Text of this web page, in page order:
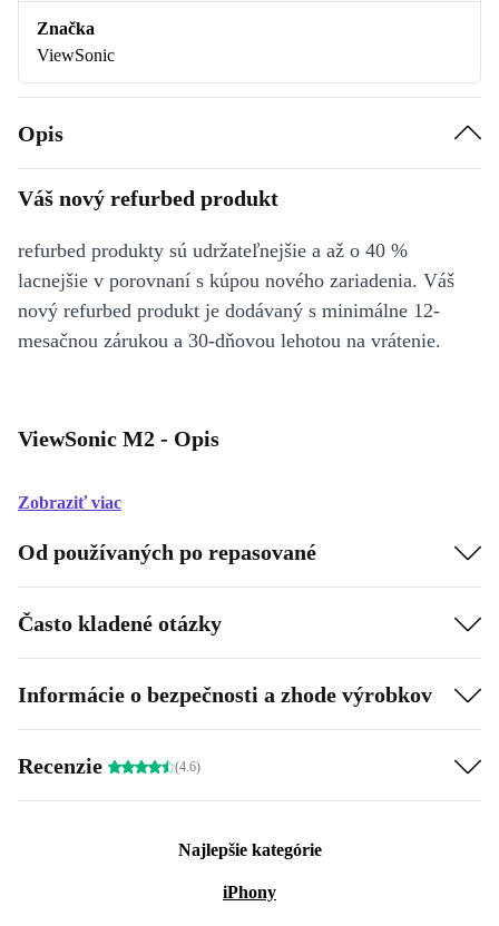
Značka
ViewSonic
Opis
Váš nový refurbed produkt
refurbed produkty sú udržateľnejšie a až o 40 %
lacnejšie v porovnaní s kúpou nového zariadenia. Váš
nový refurbed produkt je dodávaný s minimálne 12-
mesačnou zárukou a 30-dňovou lehotou na vrátenie.
ViewSonic M2 - Opis
Zobraziť viac
Od používaných po repasované
Často kladené otázky
Informácie o bezpečnosti a zhode výrobkov
Recenzie (4.6)
Najlepšie kategórie
iPhony